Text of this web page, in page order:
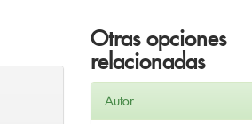
Otras opciones
relacionadas
Autor